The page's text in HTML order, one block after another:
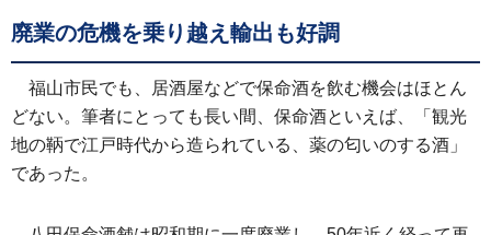
廃業の危機を乗り越え輸出も好調
福山市民でも、居酒屋などで保命酒を飲む機会はほとん
どない。筆者にとっても長い間、保命酒といえば、「観光
地の鞆で江戸時代から造られている、薬の匂いのする酒」
であった。